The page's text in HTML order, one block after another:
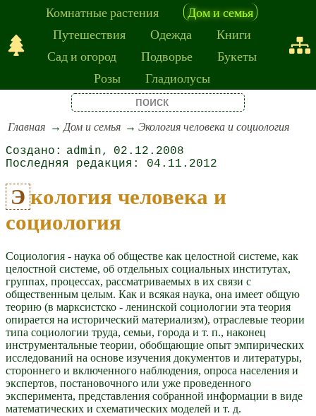
Комнатные растения
Дом и семья
Путешествия
Одежда
Книги
Сад и огород
Подворье
Букеты
Розы
Гладиолусы
Главная Дом и семья Экология человека и социология
admin
02.12.2008
04.11.2012
Экология человека и
социология
Социология - наука об обществе как целостной системе, как
целостной системе, об отдельных социальных институтах,
группах, процессах, рассматриваемых в их связи с
общественным целым. Как и всякая наука, она имеет общую
теорию (в марксистско - ленинской социологии эта теория
опирается на исторический материализм), отраслевые теории
типа социологии труда, семьи, города и т. п., наконец
инструментальные теории, обобщающие опыт эмпирических
исследований на основе изучения документов и литературы,
стороннего и включенного наблюдения, опроса населения и
экспертов, постановочного или уже проведенного
эксперимента, представления собранной информации в виде
математических и схематических моделей и т. д.